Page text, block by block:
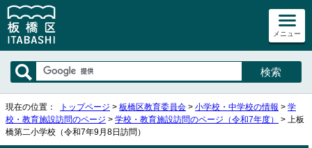
メニュー
現在の位置： トップページ > 板橋区教育委員会 > 小学校・中学校の情報 > 学
校・教育施設訪問のページ > 学校・教育施設訪問のページ（令和7年度）
> 上板
橋第二小学校（令和7年9月8日訪問）